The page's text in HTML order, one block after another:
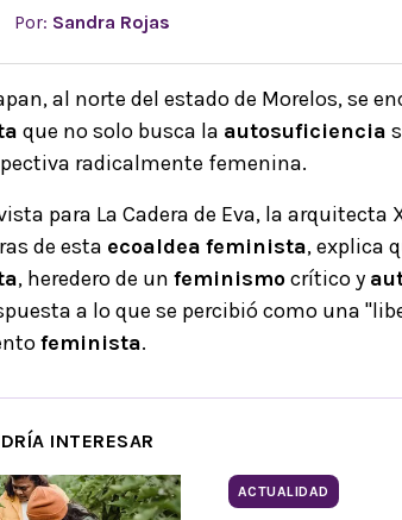
Por: Sandra Rojas
al norte del estado de Morelos, se
que no solo busca la autosuficiencia
radicalmente femenina.
para La Cadera de Eva, la arquitecta
de esta ecoaldea feminista, explica
, heredero de un feminismocrítico y
a lo que se percibió como una
feminista.
INTERESAR
ACTUALIDAD